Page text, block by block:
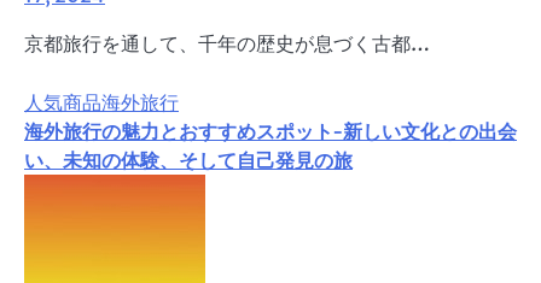
京都旅行を通して、千年の歴史が息づく古都…
人気商品海外旅行
海外旅行の魅力とおすすめスポット-新しい文化との出会
い、未知の体験、そして自己発見の旅